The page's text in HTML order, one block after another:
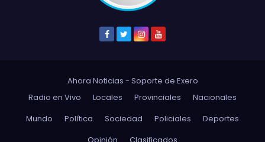
Ahora Noticias - Soporte de Exero
Radio en Vivo
Locales Provinciales
Nacionales
Mundo
Política Sociedad Policiales
Deportes